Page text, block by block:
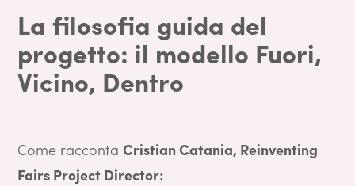
La filosofia guida del
progetto: il modello Fuori,
Vicino, Dentro
Come racconta Cristian Catania, Reinventing
Fairs Project Director: